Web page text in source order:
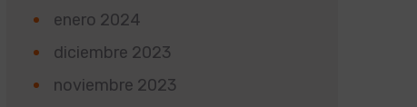
enero 2024
diciembre 2023
noviembre 2023